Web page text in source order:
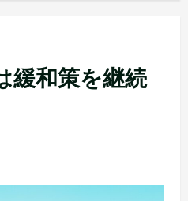
緩和策を継続